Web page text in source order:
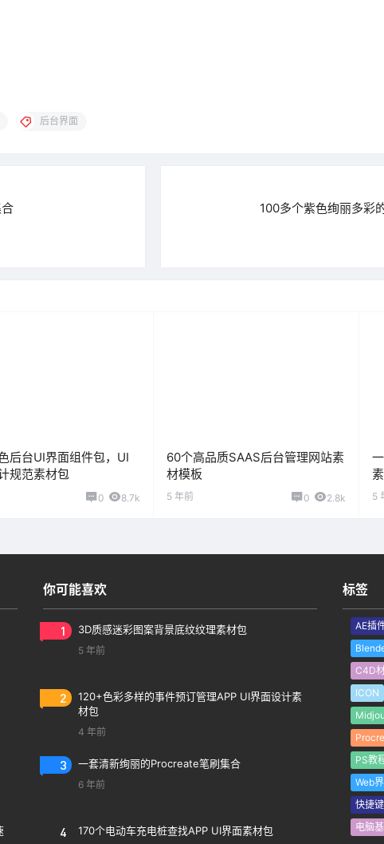
后台界面
100多个紫色绚丽多彩
后台UI界面组件包，UI
规范素材包
0 8.7k
60个高品质SAAS后台管理网站素
材模板
5 年前 0 2.8k 5
你可能喜欢
1 3D质感迷彩图案背景底纹纹理素材包
5 年前
2
120+色彩多样的事件预订管理APP UI界面设计素
材包
4 年前
3 一套清新绚丽的Procreate笔刷集合
6 年前
4 170个电动车充电桩查找APP UI界面素材包
标签
AE插
C4D
ICON
PS教
Web
快捷键
电脑